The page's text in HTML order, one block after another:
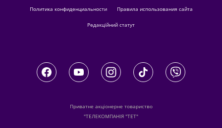
Политика конфиденциальности Правила использования сайта
Редакційний статут
Приватне акціонерне товариство
"ТЕЛЕКОМПАНІЯ "ТЕТ"